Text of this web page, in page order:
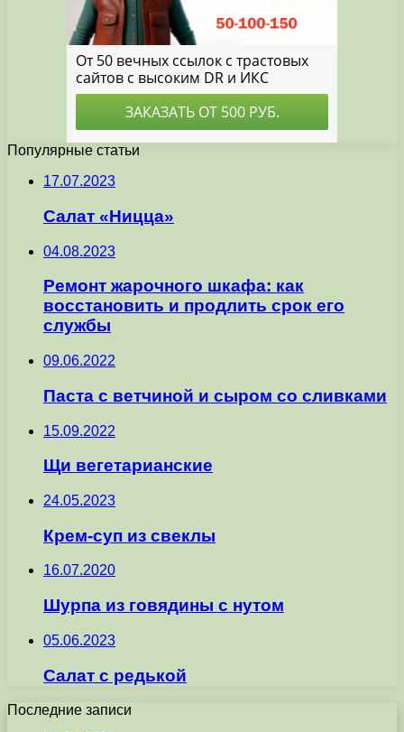
Популярные статьи
17.07.2023
Салат «Ницца»
04.08.2023
Ремонт жарочного шкафа: как
восстановить и продлить срок его
службы
09.06.2022
Паста с ветчиной и сыром со сливками
15.09.2022
Щи вегетарианские
24.05.2023
Крем-суп из свеклы
16.07.2020
Шурпа из говядины с нутом
05.06.2023
Салат с редькой
Последние записи